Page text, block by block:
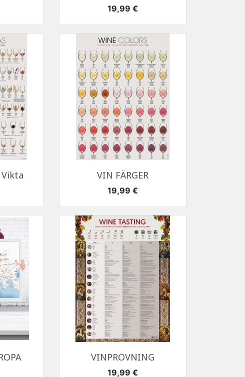
Pris
19,99 €
Vikta Snabbvy
VIN FÄRGER
Pris
19,99 €
Snabbvy
VINPROVNING
Pris
19,99 €